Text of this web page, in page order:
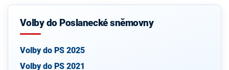
Volby do Poslanecké sněmovny
Volby do PS 2025
Volby do PS 2021